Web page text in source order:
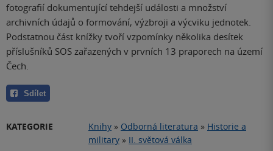
fotografií dokumentující tehdejší události a množství
archivních údajů o formování, výzbroji a výcviku jednotek.
Podstatnou část knížky tvoří vzpomínky několika desítek
příslušníků SOS zařazených v prvních 13 praporech na území
Čech.
Sdílet
KATEGORIE Knihy » Odborná literatura » Historie a
military » II. světová válka